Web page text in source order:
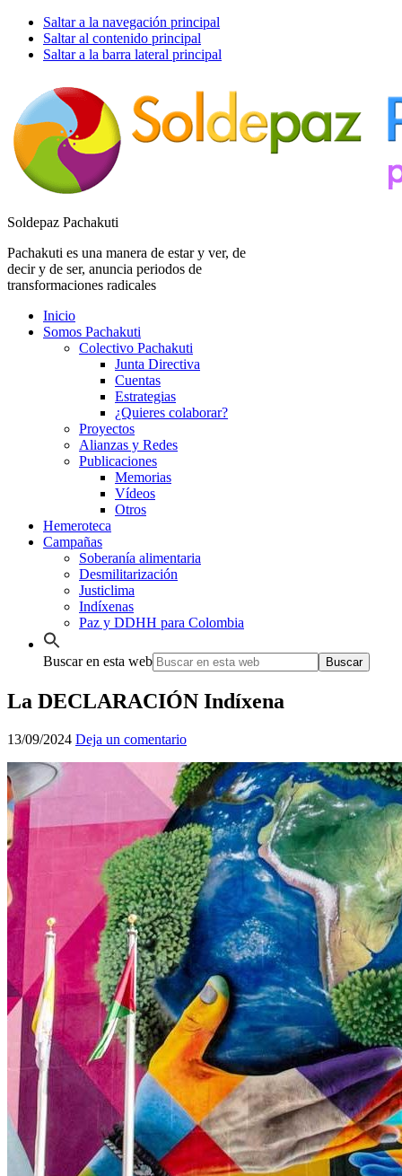
Saltar a la navegación principal
Saltar al contenido principal
Saltar a la barra lateral principal
Soldepaz Pachakuti
Pachakuti es una manera de estar y ver, de
decir y de ser, anuncia periodos de
transformaciones radicales
Inicio
Somos Pachakuti
Colectivo Pachakuti
Junta Directiva
Cuentas
Estrategias
¿Quieres colaborar?
Proyectos
Alianzas y Redes
Publicaciones
Memorias
Vídeos
Otros
Hemeroteca
Campañas
Soberanía alimentaria
Desmilitarización
Justiclima
Indíxenas
Paz y DDHH para Colombia
Buscar en esta web
La DECLARACIÓN Indíxena
13/09/2024 Deja un comentario